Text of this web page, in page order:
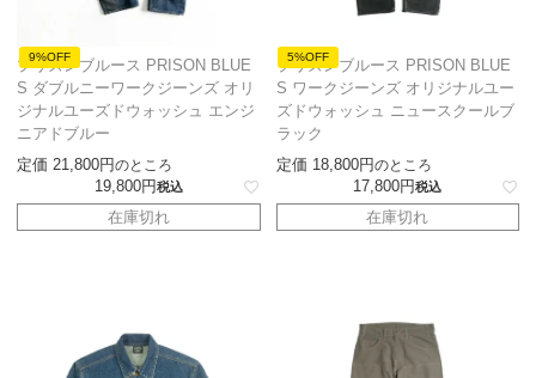
9%OFF
プリズンブルース PRISON BLUE
S ダブルニーワークジーンズ オリ
ジナルユーズドウォッシュ エンジ
ニアドブルー
定価 21,800 のところ
19,800 税込
在庫切れ
5%OFF
プリズンブルース PRISON BLUE
S ワークジーンズ オリジナルユー
ズドウォッシュ ニュースクールブ
ラック
定価 18,800 のところ
17,800 税込
在庫切れ